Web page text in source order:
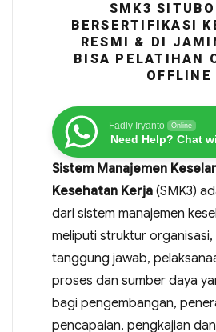
SMK3
BERSERTIFIKASI
RESMI & DI
BISA PELATIHAN
OFFLINE
Fadly Iryanto Online
Need Help? Chat
Sistem Manajemen
Kesehatan Kerja(SMK3)
dari sistem manajemen
meliputi struktur
tanggung jawab,
proses dan sumber daya
bagi pengembangan,
pencapaian, pengkajian